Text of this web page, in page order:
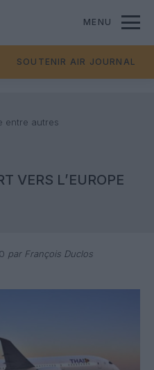
MENU
SOUTENIR AIR JOURNAL
entre autres
VERS L’EUROPE
par François Duclos